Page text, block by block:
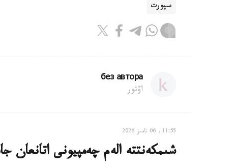
سپورت
без автора
اۆتور
11:55, 06 تامىز 2026
شىمكەنتتە الەم چەمپيونى اتانعان